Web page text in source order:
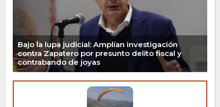
Bajo la lupa judicial: Amplían investigación
contra Zapatero por presunto delito fiscal y
contrabando de joyas